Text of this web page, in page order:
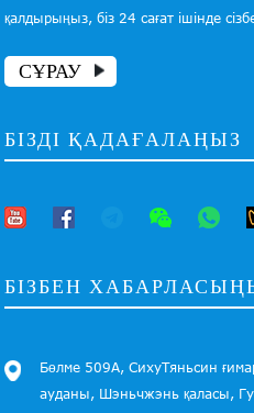
қалдырыңыз, біз 24 сағат ішінде
СҰРАУ
БІЗДІ ҚАДАҒАЛАҢЫЗ
БІЗБЕН
Бөлме 509А, СихуТяньсин
ауданы, Шэньчжэнь қаласы,